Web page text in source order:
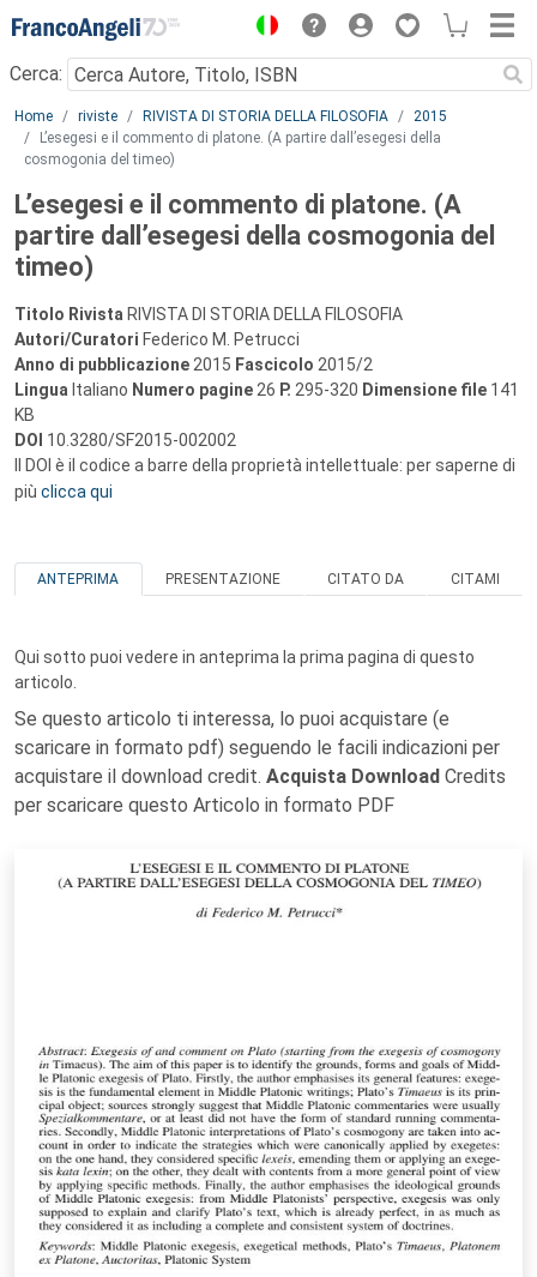
Menu
Cerca:
Main content
Home riviste RIVISTA DI STORIA DELLA FILOSOFIA
2015
L’esegesi e il commento di platone. (A partire dall’esegesi della
cosmogonia del timeo)
L’esegesi e il commento di platone. (A
partire dall’esegesi della cosmogonia del
timeo)
Titolo Rivista RIVISTA DI STORIA DELLA FILOSOFIA
Autori/Curatori Federico M. Petrucci
Anno di pubblicazione 2015 Fascicolo 2015/2
Lingua Italiano Numero pagine 26 P. 295-320 Dimensione file 141
KB
DOI 10.3280/SF2015-002002
Il DOI è il codice a barre della proprietà intellettuale: per saperne di
più clicca qui
ANTEPRIMA PRESENTAZIONE CITATO DA CITAMI
Qui sotto puoi vedere in anteprima la prima pagina di questo
articolo.
Se questo articolo ti interessa, lo puoi acquistare (e
scaricare in formato pdf) seguendo le facili indicazioni per
acquistare il download credit. Acquista Download Credits
per scaricare questo Articolo in formato PDF